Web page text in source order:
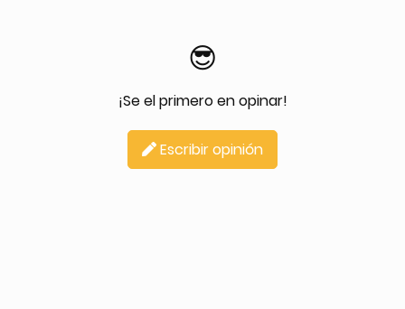
😎
¡Se el primero en opinar!
Escribir opinión